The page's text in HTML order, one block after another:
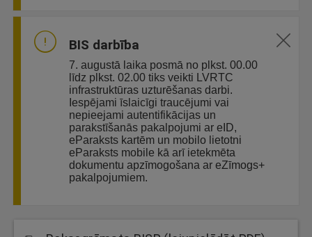
BIS darbība
7. augustā laika posmā no plkst. 00.00
līdz plkst. 02.00 tiks veikti LVRTC
infrastruktūras uzturēšanas darbi.
Iespējami īslaicīgi traucējumi vai
nepieejami autentifikācijas un
parakstīšanās pakalpojumi ar eID,
eParaksts kartēm un mobilo lietotni
eParaksts mobile kā arī ietekmēta
dokumentu apzīmogošana ar eZīmogs+
pakalpojumiem.